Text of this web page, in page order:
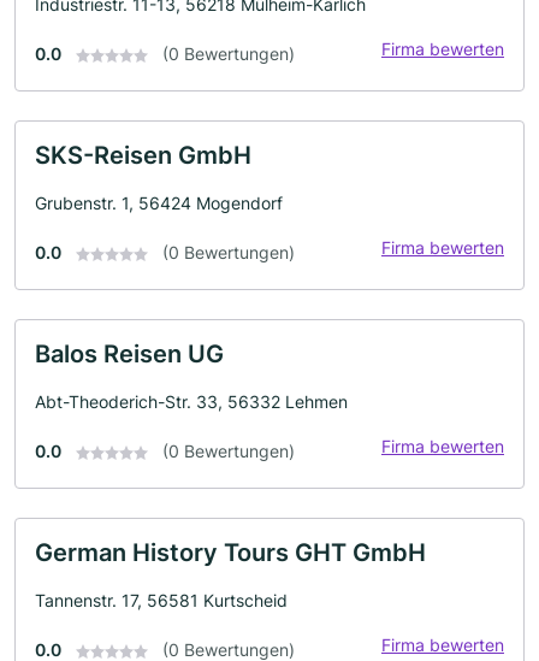
Industriestr. 11-13, 56218 Mülheim-Kärlich
0.0 (0 Bewertungen) Firma bewerten
SKS-Reisen GmbH
Grubenstr. 1, 56424 Mogendorf
0.0 (0 Bewertungen) Firma bewerten
Balos Reisen UG
Abt-Theoderich-Str. 33, 56332 Lehmen
0.0 (0 Bewertungen) Firma bewerten
German History Tours GHT GmbH
Tannenstr. 17, 56581 Kurtscheid
0.0 (0 Bewertungen) Firma bewerten